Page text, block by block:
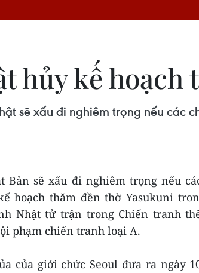
hủy kế hoạch
sẽ xấu đi nghiêm trọng nếu các
Bản sẽ xấu đi nghiêm trọng nếu
hoạch thăm đền thờ Yasukuni
Nhật tử trận trong Chiến tranh
phạm chiến tranh loại A.
của giới chức Seoul đưa ra ngày